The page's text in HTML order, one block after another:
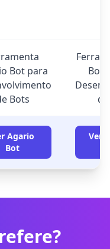
Bot para
Bots
Bot
Agario
Bot
Ver